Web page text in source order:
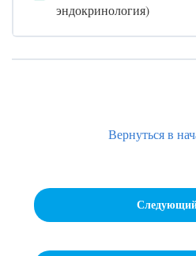
эндокринология)
Вернуться в